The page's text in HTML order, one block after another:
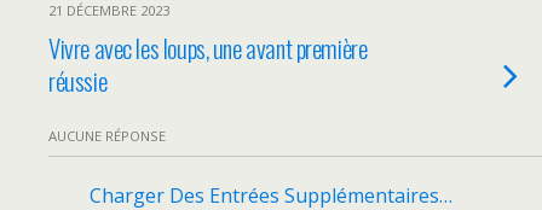
21 DÉCEMBRE 2023
Vivre avec les loups, une avant première
réussie
AUCUNE RÉPONSE
Charger Des Entrées Supplémentaires…